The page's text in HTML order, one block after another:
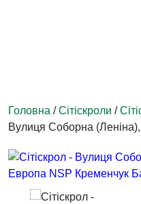
Головна /Сітіскроли /
Вулиця Соборна